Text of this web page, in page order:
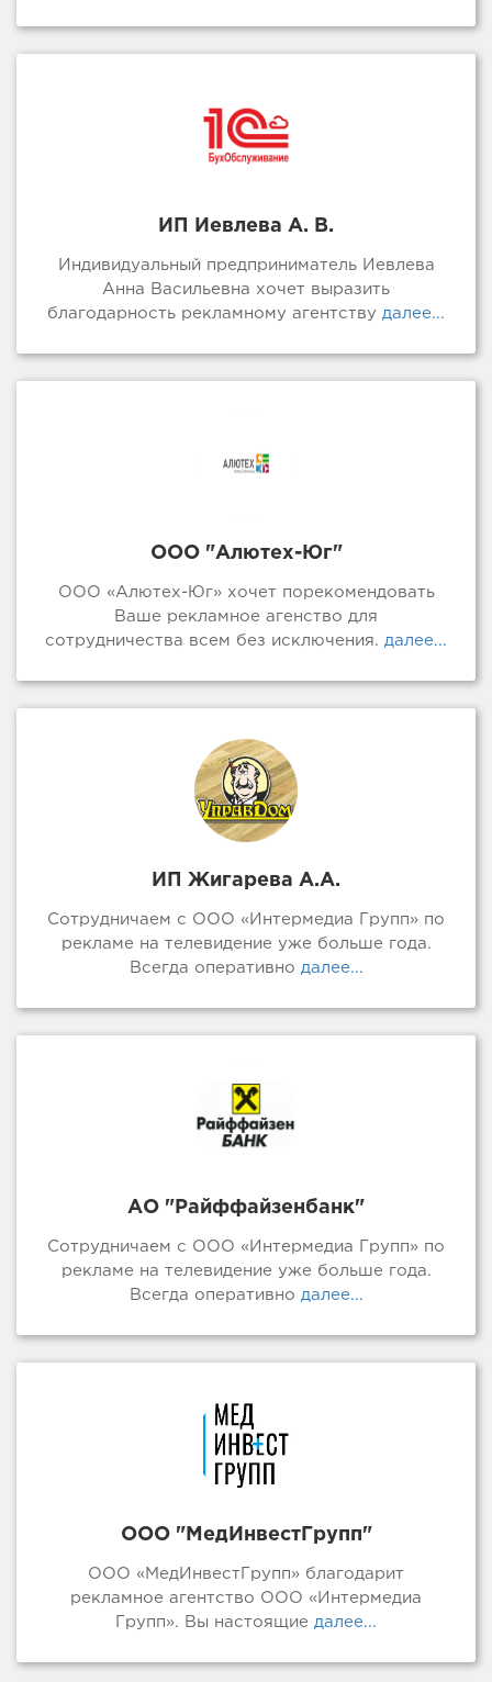
ИП Иевлева А. В.
Индивидуальный предприниматель Иевлева
Анна Васильевна хочет выразить
благодарность рекламному агентству далее...
ООО "Алютех-Юг"
ООО «Алютех-Юг» хочет порекомендовать
Ваше рекламное агенство для
сотрудничества всем без исключения.
далее...
ИП Жигарева А.А.
Сотрудничаем с ООО «Интермедиа Групп» по
рекламе на телевидение уже больше года.
Всегда оперативно далее...
АО "Райффайзенбанк"
Сотрудничаем с ООО «Интермедиа Групп» по
рекламе на телевидение уже больше года.
Всегда оперативно далее...
ООО "МедИнвестГрупп"
ООО «МедИнвестГрупп» благодарит
рекламное агентство ООО «Интермедиа
Групп». Вы настоящие далее...